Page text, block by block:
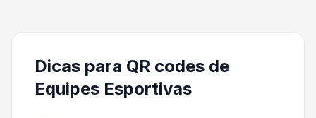
Dicas para QR codes de
Equipes Esportivas